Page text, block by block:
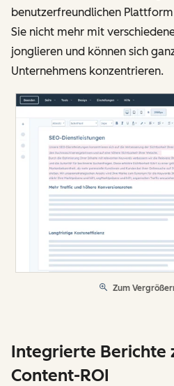
benutzerfreundlichen
Sie nicht mehr mit
jonglieren und können sich
Unternehmens konzentrieren.
Zum
Integrierte Berichte
Content-ROI